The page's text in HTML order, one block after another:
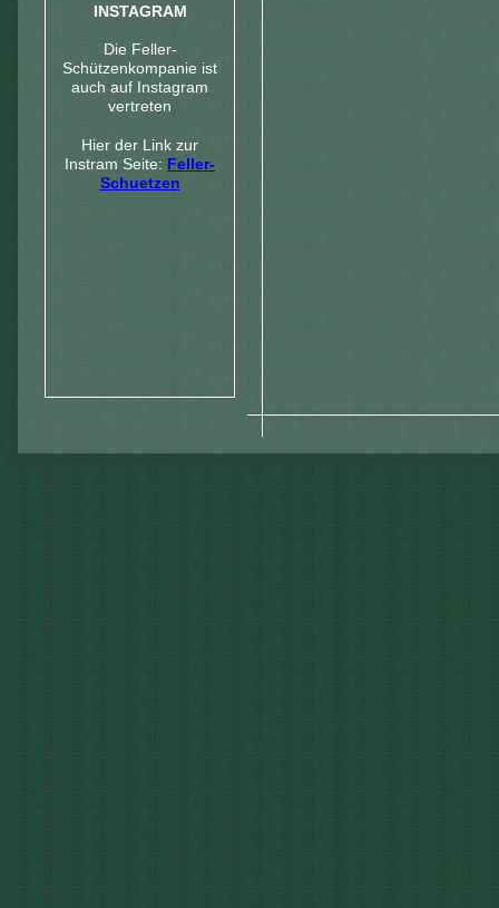
INSTAGRAM
Die Feller-
Schützenkompanie ist
auch auf Instagram
vertreten
Hier der Link zur
Instram Seite: Feller-
Schuetzen